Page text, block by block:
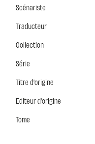
Scénariste
Traducteur
Collection
Série
Titre d'origine
Editeur d'origine
Tome